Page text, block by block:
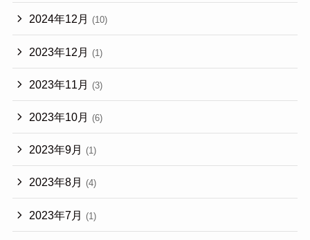
2024年12月 (10)
2023年12月 (1)
2023年11月 (3)
2023年10月 (6)
2023年9月 (1)
2023年8月 (4)
2023年7月 (1)